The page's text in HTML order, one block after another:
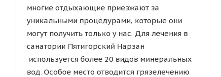
многие отдыхающие приезжают за
уникальными процедурами, которые они
могут получить только у нас. Для лечения в
санатории Пятигорский Нарзан
используется более 20 видов минеральных
вод. Особое место отводится грязелечению